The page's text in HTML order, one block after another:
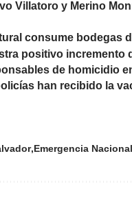
Villatoro y Merino
consume bodegas
positivo
de homicidio
han recibido la
Emergencia Nacional